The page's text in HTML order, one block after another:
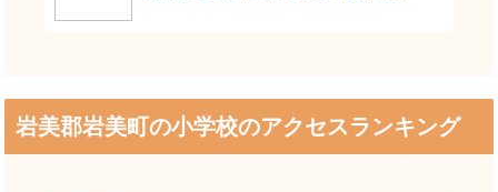
岩美郡岩美町の小学校のアクセスランキング